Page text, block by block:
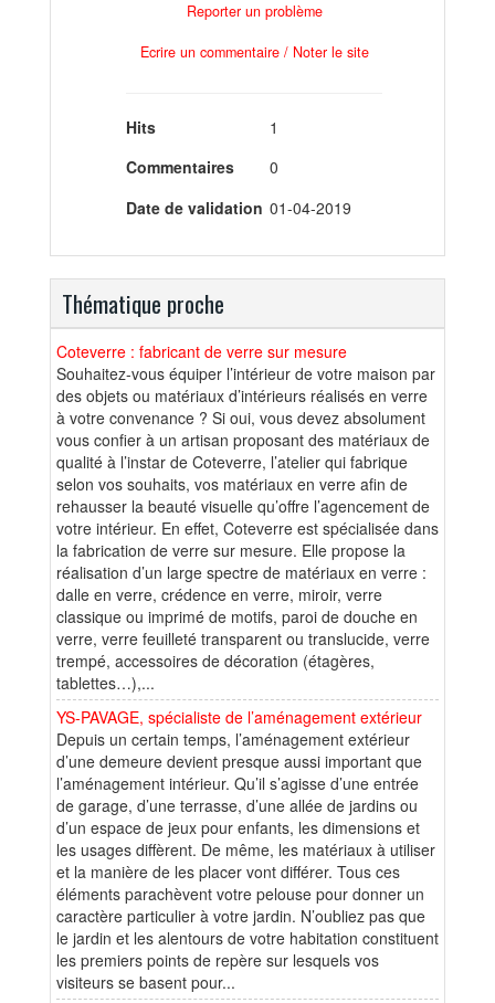
Reporter un problème
Ecrire un commentaire / Noter le site
Hits
1
Commentaires
0
Date de validation 01-04-2019
Thématique proche
Coteverre : fabricant de verre sur mesure
Souhaitez-vous équiper l’intérieur de votre maison par
des objets ou matériaux d’intérieurs réalisés en verre
à votre convenance ? Si oui, vous devez absolument
vous confier à un artisan proposant des matériaux de
qualité à l’instar de Coteverre, l’atelier qui fabrique
selon vos souhaits, vos matériaux en verre afin de
rehausser la beauté visuelle qu’offre l’agencement de
votre intérieur. En effet, Coteverre est spécialisée dans
la fabrication de verre sur mesure. Elle propose la
réalisation d’un large spectre de matériaux en verre :
dalle en verre, crédence en verre, miroir, verre
classique ou imprimé de motifs, paroi de douche en
verre, verre feuilleté transparent ou translucide, verre
trempé, accessoires de décoration (étagères,
tablettes…),...
YS-PAVAGE, spécialiste de l’aménagement extérieur
Depuis un certain temps, l’aménagement extérieur
d’une demeure devient presque aussi important que
l’aménagement intérieur. Qu’il s’agisse d’une entrée
de garage, d’une terrasse, d’une allée de jardins ou
d’un espace de jeux pour enfants, les dimensions et
les usages diffèrent. De même, les matériaux à utiliser
et la manière de les placer vont différer. Tous ces
éléments parachèvent votre pelouse pour donner un
caractère particulier à votre jardin. N’oubliez pas que
le jardin et les alentours de votre habitation constituent
les premiers points de repère sur lesquels vos
visiteurs se basent pour...